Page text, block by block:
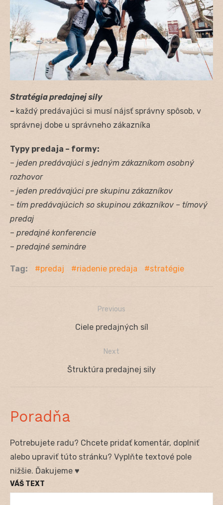
Stratégia predajnej sily
– každý predávajúci si musí nájsť správny spôsob, v
správnej dobe u správneho zákazníka
Typy predaja – formy:
– jeden predávajúci s jedným zákazníkom osobný
rozhovor
– jeden predávajúci pre skupinu zákazníkov
– tím predávajúcich so skupinou zákazníkov – tímový
predaj
– predajné konferencie
– predajné semináre
Tag: predaj riadenie predaja stratégie
Navigácia
Previous
Previous
Ciele predajných síl
Next
Next
Štruktúra predajnej sily
Poradňa
Potrebujete radu? Chcete pridať komentár, doplniť
alebo upraviť túto stránku? Vyplňte textové pole
nižšie. Ďakujeme ♥
VÁŠ TEXT